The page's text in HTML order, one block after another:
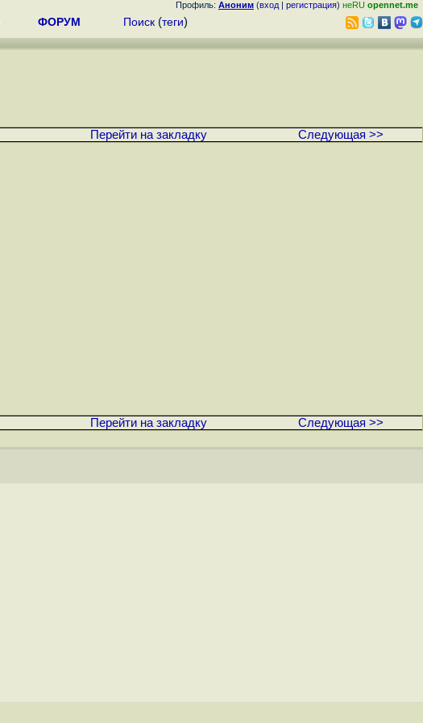
Профиль: Аноним (вход | регистрация) неRU opennet.me
ФОРУМ Поиск (теги)
Перейти на закладку Следующая >>
Перейти на закладку Следующая >>